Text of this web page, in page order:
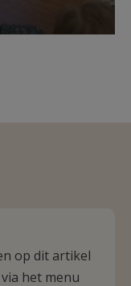
op dit artikel
het menu